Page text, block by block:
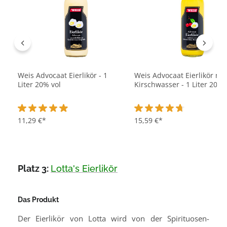
Weis Advocaat Eierlikör - 1
Liter 20% vol
Durchschnittliche Bewertung von 4.9 von 5 Sternen
11,29 €*
Weis Advocaat Eierlikör mit
Kirschwasser - 1 Liter 20%
Durchschnittliche
15,59 €*
Platz 3: Lotta's Eierlikör
Das Produkt
Der Eierlikör von Lotta wird von der Spirituosen-